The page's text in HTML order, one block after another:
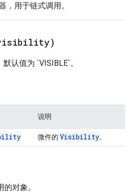
，用于链式调用。
认值为 `VISIBLE`。
说明
微件的 Visibility。
对象。